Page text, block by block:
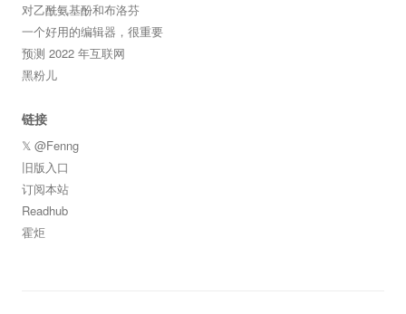
对乙酰氨基酚和布洛芬
一个好用的编辑器，很重要
预测 2022 年互联网
黑粉儿
链接
𝕏 @Fenng
旧版入口
订阅本站
Readhub
霍炬